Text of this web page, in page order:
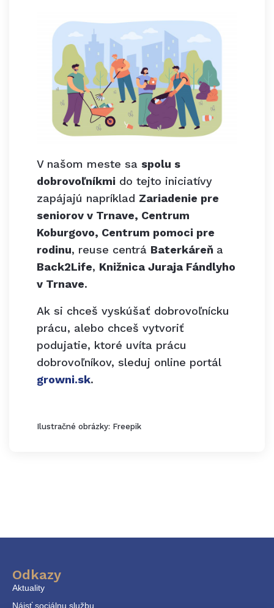
V našom meste sa spolu s
dobrovoľníkmi do tejto iniciatívy
zapájajú napríklad Zariadenie pre
seniorov v Trnave, Centrum
Koburgovo, Centrum pomoci pre
rodinu, reuse centrá Baterkáreň a
Back2Life, Knižnica Juraja Fándlyho
v Trnave.
Ak si chceš vyskúšať dobrovoľnícku
prácu, alebo chceš vytvoriť
podujatie, ktoré uvíta prácu
dobrovoľníkov, sleduj online portál
growni.sk.
Ilustračné obrázky: Freepik
Odkazy
Aktuality
Nájsť sociálnu službu